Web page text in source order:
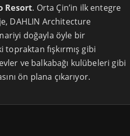
Resort. Orta Çin’in ilk entegre
DAHLIN Architecture
doğayla öyle bir
fışkırmış gibi
ve balkabağı kulübeleri gibi
ön plana çıkarıyor.